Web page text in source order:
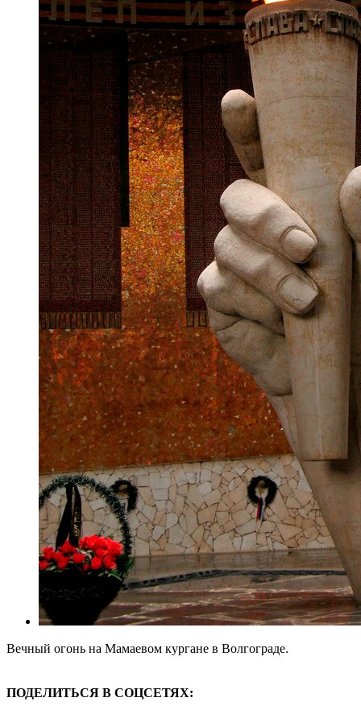
Вечный огонь на Мамаевом кургане в Волгограде.
ПОДЕЛИТЬСЯ В СОЦСЕТЯХ: